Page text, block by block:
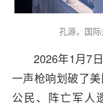
孔源，国
2026年1月7
一声枪响划破了
公民、阵亡军人